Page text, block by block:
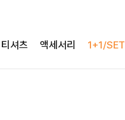
티셔츠 액세서리 1+1/SET